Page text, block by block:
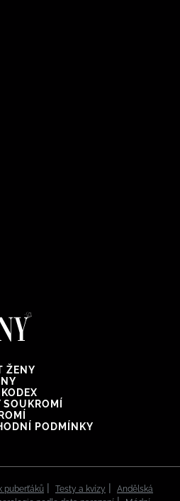
ŽENY
PODMÍNKY
puberťáků Testy a kvízy
Andělská